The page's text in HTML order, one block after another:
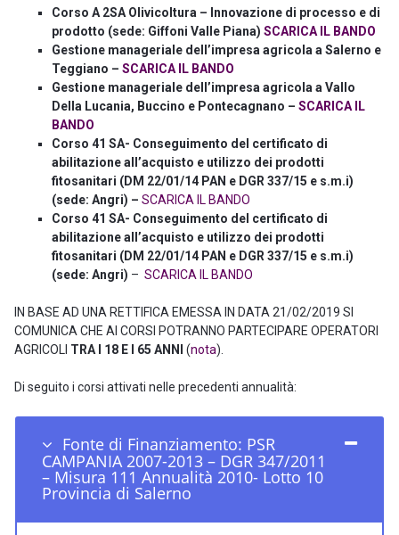
Corso A 2SA Olivicoltura – Innovazione di processo e di
prodotto (sede: Giffoni Valle Piana) SCARICA IL BANDO
Gestione manageriale dell’impresa agricola a Salerno e
Teggiano – SCARICA IL BANDO
Gestione manageriale dell’impresa agricola a Vallo
Della Lucania, Buccino e Pontecagnano – SCARICA IL
BANDO
Corso 41 SA- Conseguimento del certificato di
abilitazione all’acquisto e utilizzo dei prodotti
fitosanitari (DM 22/01/14 PAN e DGR 337/15 e s.m.i)
(sede: Angri) – SCARICA IL BANDO
Corso 41 SA- Conseguimento del certificato di
abilitazione all’acquisto e utilizzo dei prodotti
fitosanitari (DM 22/01/14 PAN e DGR 337/15 e s.m.i)
(sede: Angri) – SCARICA IL BANDO
IN BASE AD UNA RETTIFICA EMESSA IN DATA 21/02/2019 SI
COMUNICA CHE AI CORSI POTRANNO PARTECIPARE OPERATORI
AGRICOLI TRA I 18 E I 65 ANNI (nota).
Di seguito i corsi attivati nelle precedenti annualità:
Fonte di Finanziamento: PSR
CAMPANIA 2007-2013 – DGR 347/2011
– Misura 111 Annualità 2010- Lotto 10
Provincia di Salerno